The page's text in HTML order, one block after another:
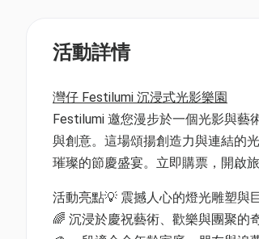
活動詳情
灣仔 Festilumi 沉浸式光影樂園
Festilumi 邀您漫步於一個光影與藝
與創意。這場頌揚創造力與連結的
璀璨的節慶盛宴。立即購票，開啟旅
活動亮點💡 震撼人心的燈光雕塑與
🌈 沉浸於慶祝藝術、歡樂與團聚的